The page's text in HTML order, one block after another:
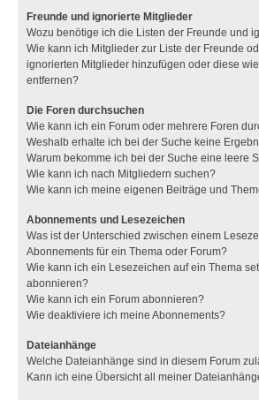
Freunde und ignorierte Mitglieder
Wozu benötige ich die Listen der Freunde und
Wie kann ich Mitglieder zur Liste der Freunde
ignorierten Mitglieder hinzufügen oder diese
entfernen?
Die Foren durchsuchen
Wie kann ich ein Forum oder mehrere Foren
Weshalb erhalte ich bei der Suche keine
Warum bekomme ich bei der Suche eine leere
Wie kann ich nach Mitgliedern suchen?
Wie kann ich meine eigenen Beiträge und
Abonnements und Lesezeichen
Was ist der Unterschied zwischen einem
Abonnements für ein Thema oder Forum?
Wie kann ich ein Lesezeichen auf ein Thema
abonnieren?
Wie kann ich ein Forum abonnieren?
Wie deaktiviere ich meine Abonnements?
Dateianhänge
Welche Dateianhänge sind in diesem Forum
Kann ich eine Übersicht all meiner